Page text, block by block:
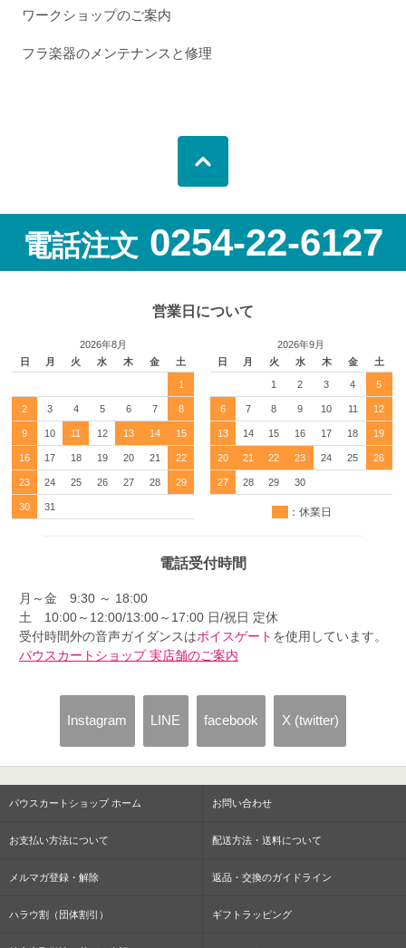
ワークショップのご案内
フラ楽器のメンテナンスと修理
電話注文 0254-22-6127
営業日について
2026年8月
日
月 火 水 木 金 土
1
2 3 4 5 6 7 8
9 10 11 12 13 14 15
16 17 18 19 20 21 22
23 24 25 26 27 28 29
30 31
2026年9月
日
月 火 水 木 金 土
1 2 3 4 5
6 7 8 9 10 11 12
13 14 15 16 17 18 19
20 21 22 23 24 25 26
27 28 29 30
：休業日
電話受付時間
月～金 9:30 ～ 18:00
土 10:00～12:00/13:00～17:00 日/祝日 定休
受付時間外の音声ガイダンスはボイスゲート を使用しています。
パウスカートショップ 実店舗のご案内
Instagram LINE facebook X (twitter)
パウスカートショップ ホーム お問い合わせ
お支払い方法について 配送方法・送料について
メルマガ登録・解除 返品・交換のガイドライン
ハラウ割（団体割引） ギフトラッピング